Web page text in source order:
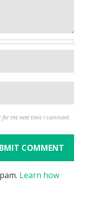
for the next time I comment.
Learn how